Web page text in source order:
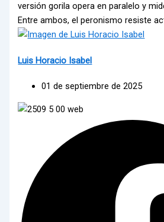
versión gorila opera en paralelo y
Entre ambos, el peronismo resiste
Luis Horacio Isabel
01 de septiembre de 2025